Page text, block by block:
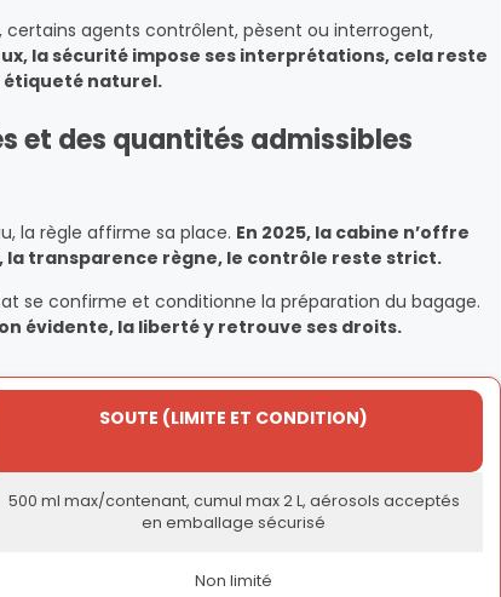
agents contrôlent, pèsent ou interrogent,
la sécurité impose ses interprétations, cela reste
étiqueté naturel.
et des quantités admissibles
la règle affirme sa place. En 2025, la cabine n’offre
la transparence règne, le contrôle reste strict.
se confirme et conditionne la préparation du bagage.
évidente, la liberté y retrouve ses droits.
SOUTE (LIMITE ET CONDITION)
500 ml max/contenant, cumul max 2 L, aérosols acceptés
en emballage sécurisé
Non limité